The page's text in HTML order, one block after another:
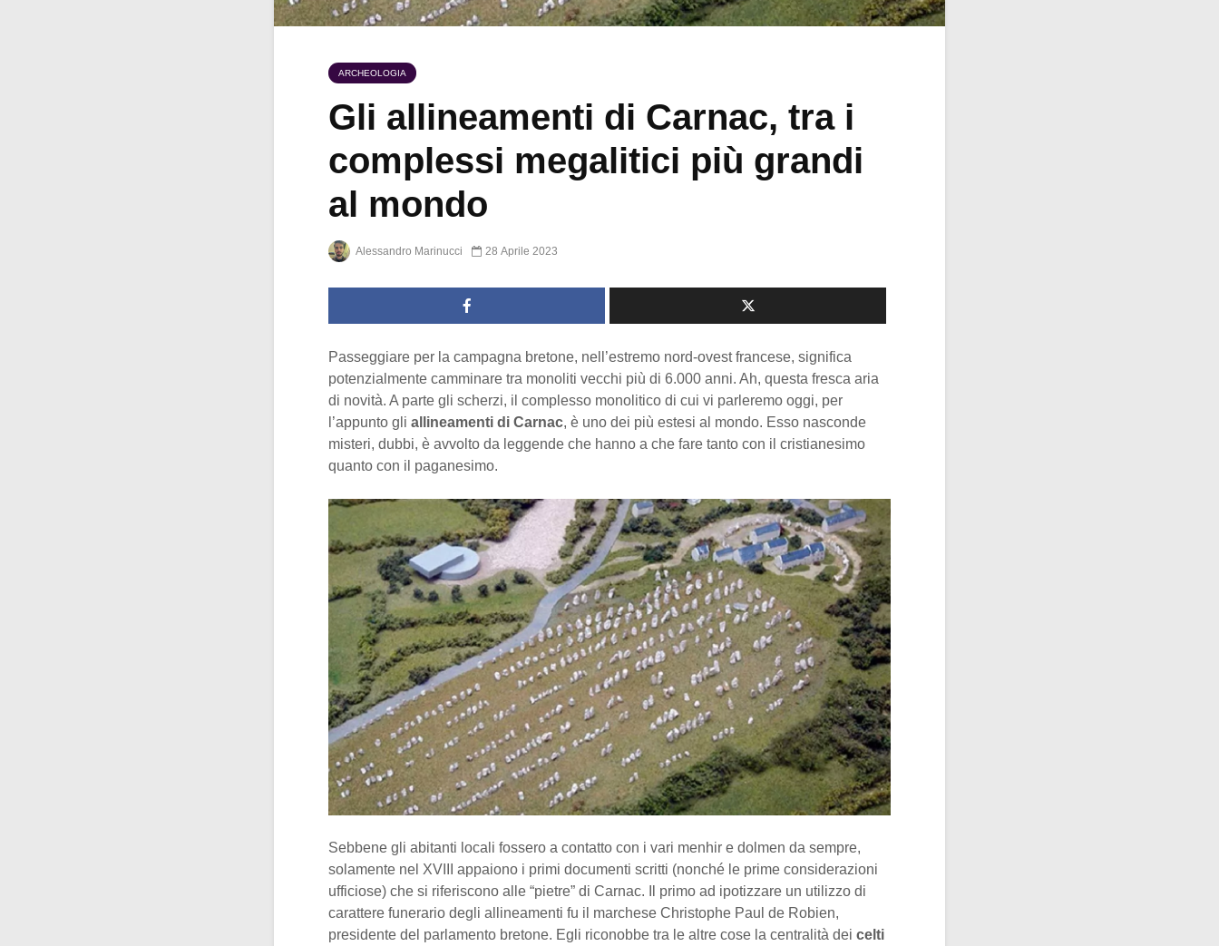
ARCHEOLOGIA
Gli allineamenti di Carnac, tra i
complessi megalitici più grandi
al mondo
Alessandro Marinucci 28 Aprile 2023
Passeggiare per la campagna bretone, nell’estremo nord-ovest francese, significa
potenzialmente camminare tra monoliti vecchi più di 6.000 anni. Ah, questa fresca aria
di novità. A parte gli scherzi, il complesso monolitico di cui vi parleremo oggi, per
l’appunto gli allineamenti di Carnac, è uno dei più estesi al mondo. Esso nasconde
misteri, dubbi, è avvolto da leggende che hanno a che fare tanto con il cristianesimo
quanto con il paganesimo.
Sebbene gli abitanti locali fossero a contatto con i vari menhir e dolmen da sempre,
solamente nel XVIII appaiono i primi documenti scritti (nonché le prime considerazioni
ufficiose) che si riferiscono alle “pietre” di Carnac. Il primo ad ipotizzare un utilizzo di
carattere funerario degli allineamenti fu il marchese Christophe Paul de Robien,
presidente del parlamento bretone. Egli riconobbe tra le altre cose la centralità dei celti